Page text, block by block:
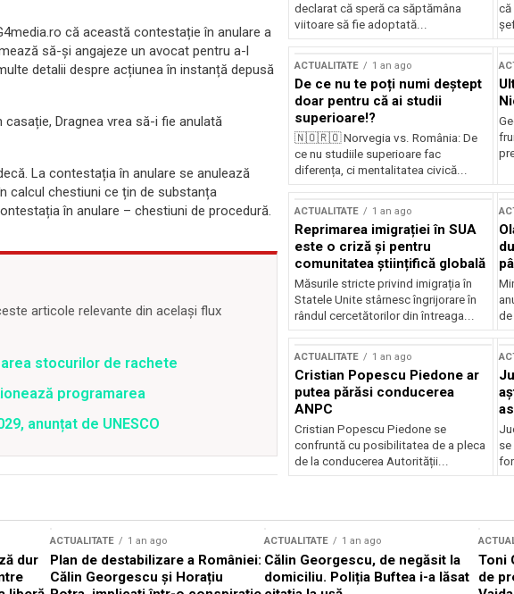
că această contestație în anulare a
să-și angajeze un avocat pentru a-l
detalii despre acțiunea în instanță depusă
Dragnea vrea să-i fie anulată
La contestația în anulare se anulează
calcul chestiuni ce țin de substanța
în anulare – chestiuni de procedură.
articole relevante din același flux
stocurilor de rachete
programarea
anunțat de UNESCO
declarat că speră ca săptămâna
viitoare să fie adoptată...
că
ACTUALITATE 1 an ago
De ce nu te poți numi deștept
doar pentru că ai studii
superioare!?
🇳🇴🇷🇴 Norvegia vs. România: De
ce nu studiile superioare fac
diferența, ci mentalitatea civică...
ACTUALITATE 1 an ago
Reprimarea imigrației în SUA
este o criză și pentru
comunitatea științifică globală
Măsurile stricte privind imigrația în
Statele Unite stârnesc îngrijorare în
rândul cercetătorilor din întreaga...
ACTUALITATE 1 an ago
Cristian Popescu Piedone ar
putea părăsi conducerea
ANPC
Cristian Popescu Piedone se
confruntă cu posibilitatea de a pleca
de la conducerea Autorității...
dur
ACTUALITATE 1 an ago
Plan de destabilizare a României:
Călin Georgescu și Horațiu
ACTUALITATE 1 an ago
Călin Georgescu, de negăsit la
domiciliu. Poliția Buftea i-a lăsat
Toni
de